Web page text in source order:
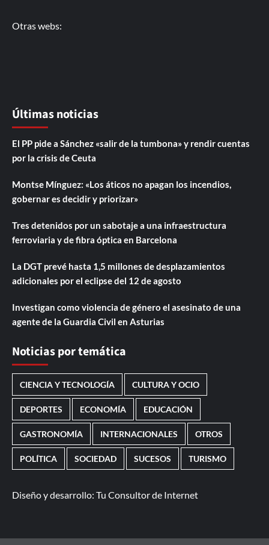
Otras webs:
Últimas noticias
El PP pide a Sánchez «salir de la tumbona» y rendir cuentas
por la crisis de Ceuta
Montse Mínguez: «Los áticos no apagan los incendios,
gobernar es decidir y priorizar»
Tres detenidos por un sabotaje a una infraestructura
ferroviaria y de fibra óptica en Barcelona
La DGT prevé hasta 1,5 millones de desplazamientos
adicionales por el eclipse del 12 de agosto
Investigan como violencia de género el asesinato de una
agente de la Guardia Civil en Asturias
Noticias por temática
CIENCIA Y TECNOLOGÍA CULTURA Y OCIO
DEPORTES ECONOMÍA EDUCACIÓN
GASTRONOMÍA INTERNACIONALES OTROS
POLÍTICA SOCIEDAD SUCESOS TURISMO
Diseño y desarrollo: Tu Consultor de Internet